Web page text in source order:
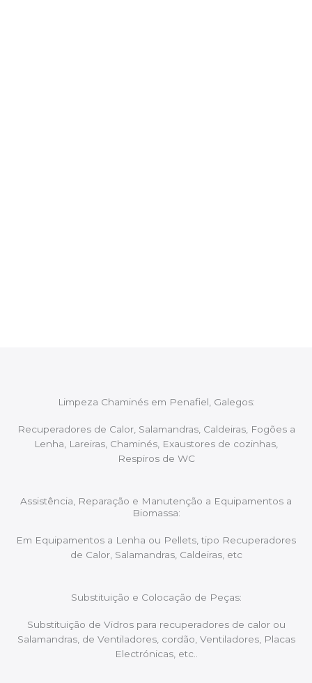
Limpeza Chaminés em Penafiel, Galegos:
Recuperadores de Calor, Salamandras, Caldeiras, Fogões a
Lenha, Lareiras, Chaminés, Exaustores de cozinhas,
Respiros de WC
Assistência, Reparação e Manutenção a Equipamentos a
Biomassa:
Em Equipamentos a Lenha ou Pellets, tipo Recuperadores
de Calor, Salamandras, Caldeiras, etc
Substituição e Colocação de Peças:
Substituição de Vidros para recuperadores de calor ou
Salamandras, de Ventiladores, cordão, Ventiladores, Placas
Electrónicas, etc..